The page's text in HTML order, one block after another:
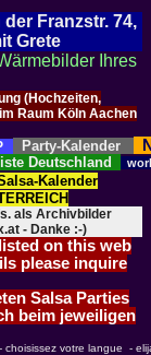
der Franzstr. 74,
Grete
Ihres
(Hochzeiten,
Raum Köln Aachen
Party-Kalender
Deutschland
Kalender
als Archivbilder
- Danke :-)
on this web
please inquire
Salsa Parties
beim jeweiligen
votre langue -